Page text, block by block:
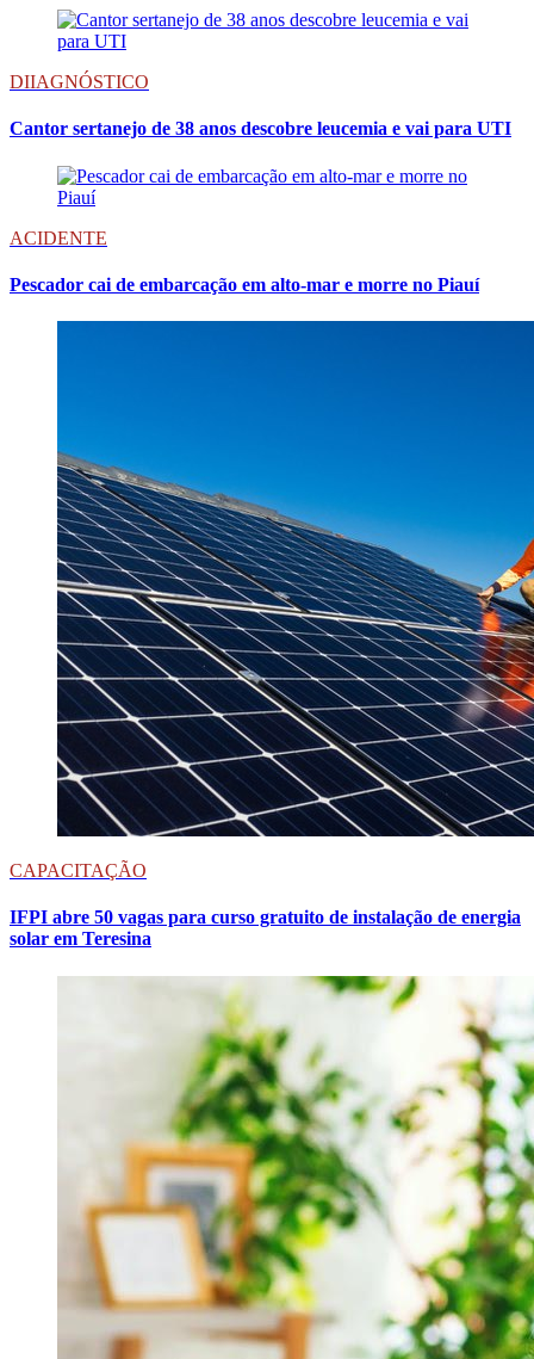
DIIAGNÓSTICO
Cantor sertanejo de 38 anos descobre leucemia e vai para UTI
ACIDENTE
Pescador cai de embarcação em alto-mar e morre no Piauí
CAPACITAÇÃO
IFPI abre 50 vagas para curso gratuito de instalação de energia
solar em Teresina